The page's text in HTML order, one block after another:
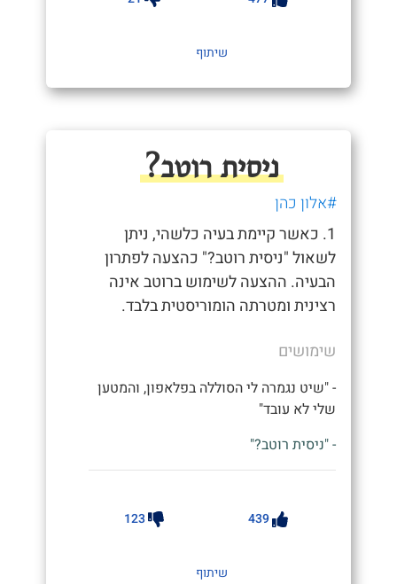
שיתוף
ניסית רוטב?
#אלון כהן
1. כאשר קיימת בעיה כלשהי, ניתן
לשאול "ניסית רוטב?" כהצעה לפתרון
הבעיה. ההצעה לשימוש ברוטב אינה
רצינית ומטרתה הומוריסטית בלבד.
שימושים
- "שיט נגמרה לי הסוללה בפלאפון, והמטען
שלי לא עובד"
- "ניסית רוטב?"
439
123
שיתוף